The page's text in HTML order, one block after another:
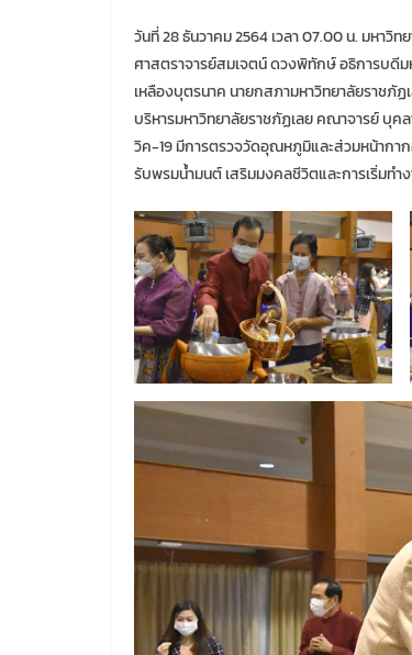
วันที่ 28 ธันวาคม 2564 เวลา 07.00 น. มหาวิ
ศาสตราจารย์สมเจตน์ ดวงพิทักษ์ อธิการบดีม
เหลืองบุตรนาค นายกสภามหาวิทยาลัยราชภั
บริหารมหาวิทยาลัยราชภัฏเลย คณาจารย์ บุค
วิค-19 มีการตรวจวัดอุณหภูมิและส่วมหน้ากา
รับพรมน้ำมนต์ เสริมมงคลชีวิตและการเริ่มทำ